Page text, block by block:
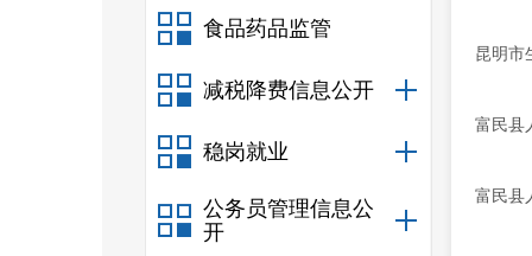
食品药品监管
减税降费信息公开
稳岗就业
公务员管理信息公
开
昆明市
富民县
富民县